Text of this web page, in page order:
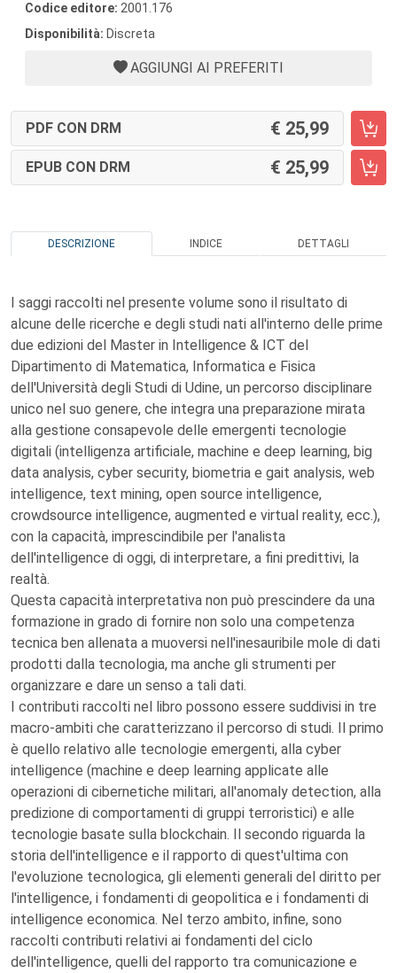
Codice editore: 2001.176
Disponibilità: Discreta
AGGIUNGI AI PREFERITI
PDF CON DRM 25,99
EPUB CON DRM 25,99
DESCRIZIONE INDICE DETTAGLI
I saggi raccolti nel presente volume sono il risultato di
alcune delle ricerche e degli studi nati all'interno delle prime
due edizioni del Master in Intelligence & ICT del
Dipartimento di Matematica, Informatica e Fisica
dell'Università degli Studi di Udine, un percorso disciplinare
unico nel suo genere, che integra una preparazione mirata
alla gestione consapevole delle emergenti tecnologie
digitali (intelligenza artificiale, machine e deep learning, big
data analysis, cyber security, biometria e gait analysis, web
intelligence, text mining, open source intelligence,
crowdsource intelligence, augmented e virtual reality, ecc.),
con la capacità, imprescindibile per l'analista
dell'intelligence di oggi, di interpretare, a fini predittivi, la
realtà.
Questa capacità interpretativa non può prescindere da una
formazione in grado di fornire non solo una competenza
tecnica ben allenata a muoversi nell'inesauribile mole di dati
prodotti dalla tecnologia, ma anche gli strumenti per
organizzare e dare un senso a tali dati.
I contributi raccolti nel libro possono essere suddivisi in tre
macro-ambiti che caratterizzano il percorso di studi. Il primo
è quello relativo alle tecnologie emergenti, alla cyber
intelligence (machine e deep learning applicate alle
operazioni di cibernetiche militari, all'anomaly detection, alla
predizione di comportamenti di gruppi terroristici) e alle
tecnologie basate sulla blockchain. Il secondo riguarda la
storia dell'intelligence e il rapporto di quest'ultima con
l'evoluzione tecnologica, gli elementi generali del diritto per
l'intelligence, i fondamenti di geopolitica e i fondamenti di
intelligence economica. Nel terzo ambito, infine, sono
raccolti contributi relativi ai fondamenti del ciclo
dell'intelligence, quelli del rapporto tra comunicazione e